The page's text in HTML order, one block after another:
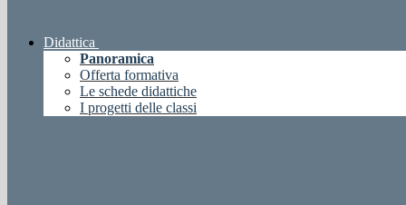
Didattica
Panoramica
Offerta formativa
Le schede didattiche
I progetti delle classi